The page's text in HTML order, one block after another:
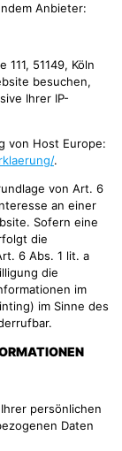
Anbieter:
51149, Köln
besuchen,
Ihrer IP-
von Host Europe:
.
von Art. 6
an einer
Sofern eine
die
6 Abs. 1 lit. a
die
im
im Sinne des
persönlichen
Daten